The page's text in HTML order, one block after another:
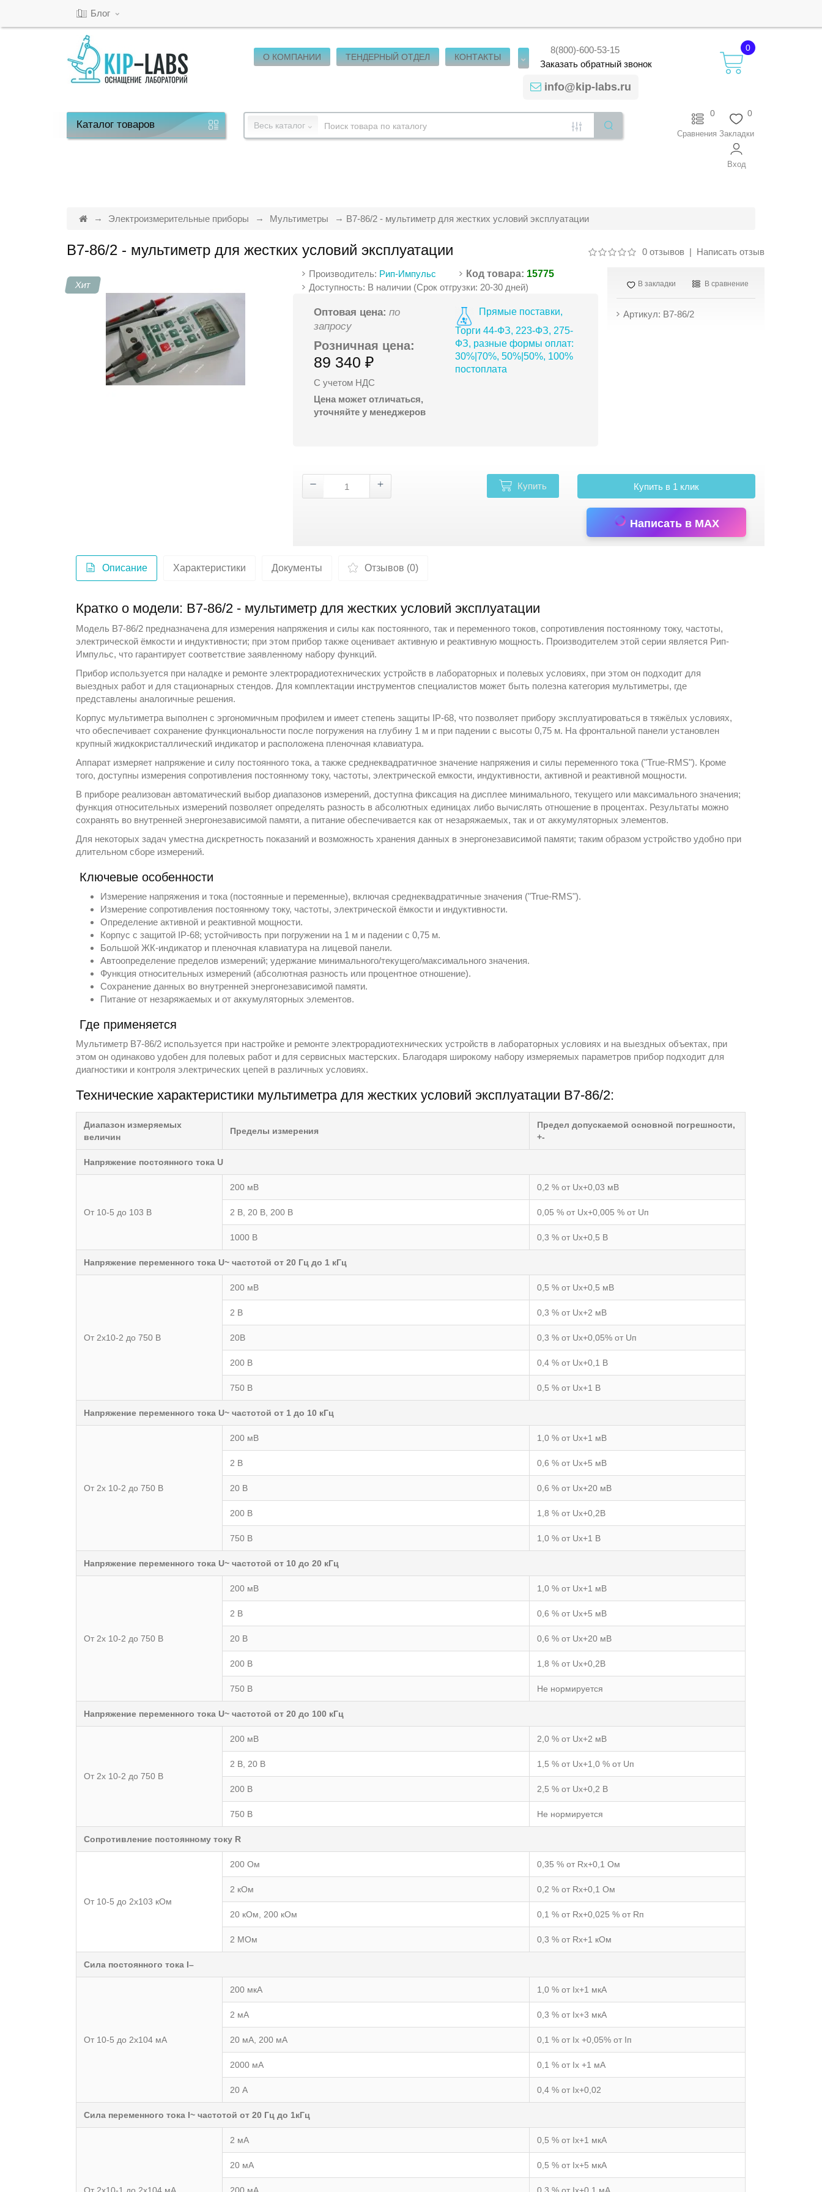
Блог
О КОМПАНИИ ТЕНДЕРНЫЙ ОТДЕЛ КОНТАКТЫ
8(800)-600-53-15
Заказатьобратныйзвонок
info@kip-labs.ru
0
Каталогтоваров Весь каталог
0
Закладки
0
Сравнения
Вход
Электроизмерительные приборы Мультиметры B7-86/2 - мультиметр для жестких условий эксплуатации
B7-86/2 - мультиметр для жестких условий эксплуатации 0 отзывов| Написать отзыв
Хит
Производитель: Рип-Импульс Код товара: 15775
Доступность: В наличии (Срок отгрузки: 20-30 дней)
Оптовая цена: по
запросу
Розничная цена:
89 340 ₽
С учетом НДС
Цена может отличаться,
уточняйте у менеджеров
Прямые поставки,
Торги 44-ФЗ, 223-ФЗ, 275-
ФЗ, разные формы оплат:
30%|70%, 50%|50%, 100%
постоплата
В закладки В сравнение
Артикул: B7-86/2
Купить Купить в 1 клик
Написать в MAX
Описание Характеристики Документы Отзывов (0)
Кратко о модели: B7-86/2 - мультиметр для жестких условий эксплуатации
Модель B7-86/2 предназначена для измерения напряжения и силы как постоянного, так и переменного токов, сопротивления постоянному току, частоты,
электрической ёмкости и индуктивности; при этом прибор также оценивает активную и реактивную мощность. Производителем этой серии является Рип-
Импульс, что гарантирует соответствие заявленному набору функций.
Прибор используется при наладке и ремонте электрорадиотехнических устройств в лабораторных и полевых условиях, при этом он подходит для
выездных работ и для стационарных стендов. Для комплектации инструментов специалистов может быть полезна категория мультиметры, где
представлены аналогичные решения.
Корпус мультиметра выполнен с эргономичным профилем и имеет степень защиты IP-68, что позволяет прибору эксплуатироваться в тяжёлых условиях,
что обеспечивает сохранение функциональности после погружения на глубину 1 м и при падении с высоты 0,75 м. На фронтальной панели установлен
крупный жидкокристаллический индикатор и расположена пленочная клавиатура.
Аппарат измеряет напряжение и силу постоянного тока, а также среднеквадратичное значение напряжения и силы переменного тока ("True-RMS"). Кроме
того, доступны измерения сопротивления постоянному току, частоты, электрической емкости, индуктивности, активной и реактивной мощности.
В приборе реализован автоматический выбор диапазонов измерений, доступна фиксация на дисплее минимального, текущего или максимального значения;
функция относительных измерений позволяет определять разность в абсолютных единицах либо вычислять отношение в процентах. Результаты можно
сохранять во внутренней энергонезависимой памяти, а питание обеспечивается как от незаряжаемых, так и от аккумуляторных элементов.
Для некоторых задач уместна дискретность показаний и возможность хранения данных в энергонезависимой памяти; таким образом устройство удобно при
длительном сборе измерений.
Ключевые особенности
Измерение напряжения и тока (постоянные и переменные), включая среднеквадратичные значения ("True-RMS").
Измерение сопротивления постоянному току, частоты, электрической ёмкости и индуктивности.
Определение активной и реактивной мощности.
Корпус с защитой IP-68; устойчивость при погружении на 1 м и падении с 0,75 м.
Большой ЖК-индикатор и пленочная клавиатура на лицевой панели.
Автоопределение пределов измерений; удержание минимального/текущего/максимального значения.
Функция относительных измерений (абсолютная разность или процентное отношение).
Сохранение данных во внутренней энергонезависимой памяти.
Питание от незаряжаемых и от аккумуляторных элементов.
Где применяется
Мультиметр B7-86/2 используется при настройке и ремонте электрорадиотехнических устройств в лабораторных условиях и на выездных объектах, при
этом он одинаково удобен для полевых работ и для сервисных мастерских. Благодаря широкому набору измеряемых параметров прибор подходит для
диагностики и контроля электрических цепей в различных условиях.
Технические характеристики мультиметра для жестких условий эксплуатации B7-86/2:
Диапазон измеряемых
величин
Пределы измерения
Предел допускаемой основной погрешности,
+-
Напряжение постоянного тока U
От 10-5 до 103 В
200 мВ 0,2 % от Uх+0,03 мВ
2 В, 20 В, 200 В 0,05 % от Uх+0,005 % от Uп
1000 В 0,3 % от Uх+0,5 В
Напряжение переменного тока U~ частотой от 20 Гц до 1 кГц
От 2x10-2 до 750 В
200 мВ 0,5 % от Uх+0,5 мВ
2 В 0,3 % от Uх+2 мВ
20В 0,3 % от Uх+0,05% от Uп
200 В 0,4 % от Uх+0,1 В
750 В 0,5 % от Uх+1 В
Напряжение переменного тока U~ частотой от 1 до 10 кГц
От 2x 10-2 до 750 В
200 мВ 1,0 % от Uх+1 мВ
2 В 0,6 % от Uх+5 мВ
20 В 0,6 % от Uх+20 мВ
200 В 1,8 % от Uх+0,2В
750 В 1,0 % от Uх+1 В
Напряжение переменного тока U~ частотой от 10 до 20 кГц
От 2x 10-2 до 750 В
200 мВ 1,0 % от Uх+1 мВ
2 В 0,6 % от Uх+5 мВ
20 В 0,6 % от Uх+20 мВ
200 В 1,8 % от Uх+0,2В
750 В Не нормируется
Напряжение переменного тока U~ частотой от 20 до 100 кГц
От 2x 10-2 до 750 В
200 мВ 2,0 % от Uх+2 мВ
2 В, 20 В 1,5 % от Uх+1,0 % от Uп
200 В 2,5 % от Uх+0,2 В
750 В Не нормируется
Сопротивление постоянному току R
От 10-5 до 2x103 кОм
200 Ом 0,35 % от Rх+0,1 Ом
2 кОм 0,2 % от Rх+0,1 Ом
20 кОм, 200 кОм 0,1 % от Rх+0,025 % от Rп
2 МОм 0,3 % от Rх+1 кОм
Сила постоянного тока I–
От 10-5 до 2x104 мА
200 мкА 1,0 % от Iх+1 мкА
2 мA 0,3 % от Iх+3 мкА
20 мA, 200 мA 0,1 % от Iх +0,05% от Iп
2000 мА 0,1 % от Iх +1 мА
20 А 0,4 % от Iх+0,02
Сила переменного тока I~ частотой от 20 Гц до 1кГц
От 2х10-1 до 2x104 мА
2 мА 0,5 % от Iх+1 мкА
20 мА 0,5 % от Iх+5 мкА
200 мА 0,3 % от Iх+0,1 мА